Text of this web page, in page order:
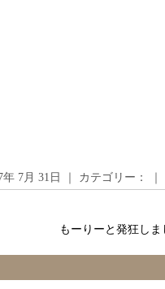
年 7月 31日 ｜ カテゴリー： ｜
もーりーと発狂しま